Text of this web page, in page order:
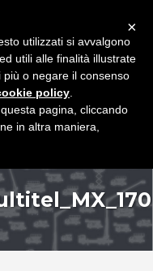
×
utilizzati si avvalgono
utili alle finalità illustrate
più o negare il consenso
policy
pagina, cliccando
in altra maniera,